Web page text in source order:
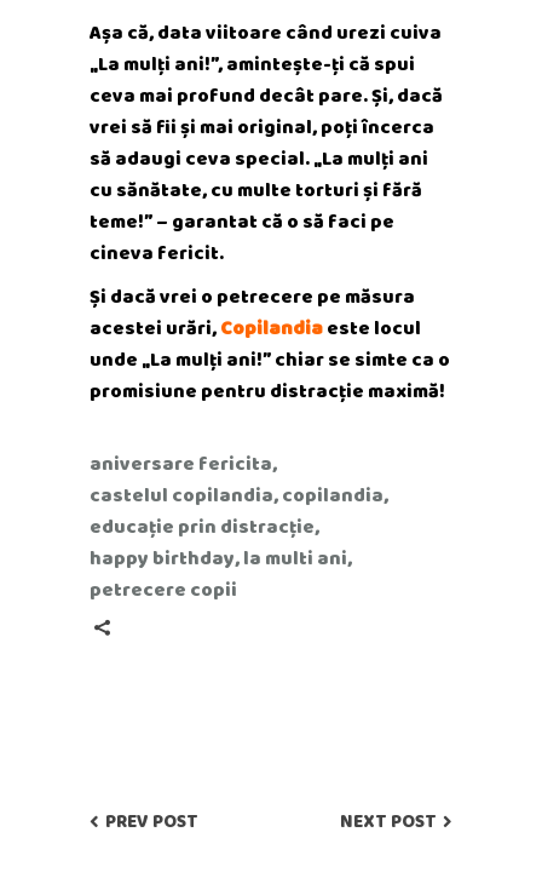
Așa că, data viitoare când urezi cuiva
„La mulți ani!”, amintește-ți că spui
ceva mai profund decât pare. Și, dacă
vrei să fii și mai original, poți încerca
să adaugi ceva special. „La mulți ani
cu sănătate, cu multe torturi și fără
teme!” – garantat că o să faci pe
cineva fericit.
Și dacă vrei o petrecere pe măsura
acestei urări,Copilandiaeste locul
unde „La mulți ani!” chiar se simte ca o
promisiune pentru distracție maximă!
aniversare fericita,
castelul copilandia,copilandia,
educație prin distracție,
happy birthday,la multi ani,
petrecere copii
PREV POST NEXT POST